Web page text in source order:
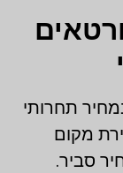
תחרותי
מקום
סביר.